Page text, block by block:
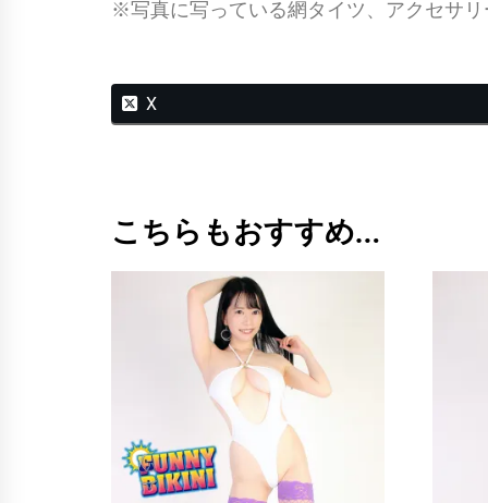
※写真に写っている網タイツ、アクセサ
X
こちらもおすすめ…